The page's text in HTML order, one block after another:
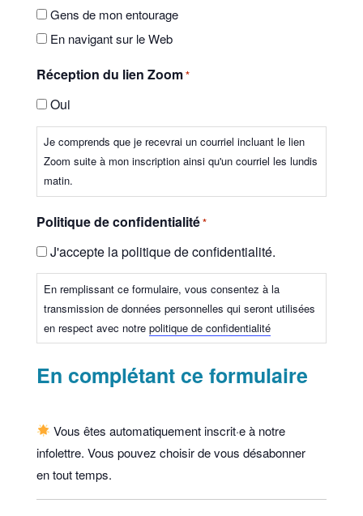
Gens de mon entourage
En navigant sur le Web
Réception du lien Zoom*
Oui
Je comprends que je recevrai un courriel incluant le lien
Zoom suite à mon inscription ainsi qu'un courriel les lundis
matin.
Politique de confidentialité*
J'accepte la politique de confidentialité.
En remplissant ce formulaire, vous consentez à la
transmission de données personnelles qui seront utilisées
en respect avec notre politique de confidentialité
En complétant ce formulaire
Vous êtes automatiquement inscrit·e à notre
infolettre. Vous pouvez choisir de vous désabonner
en tout temps.